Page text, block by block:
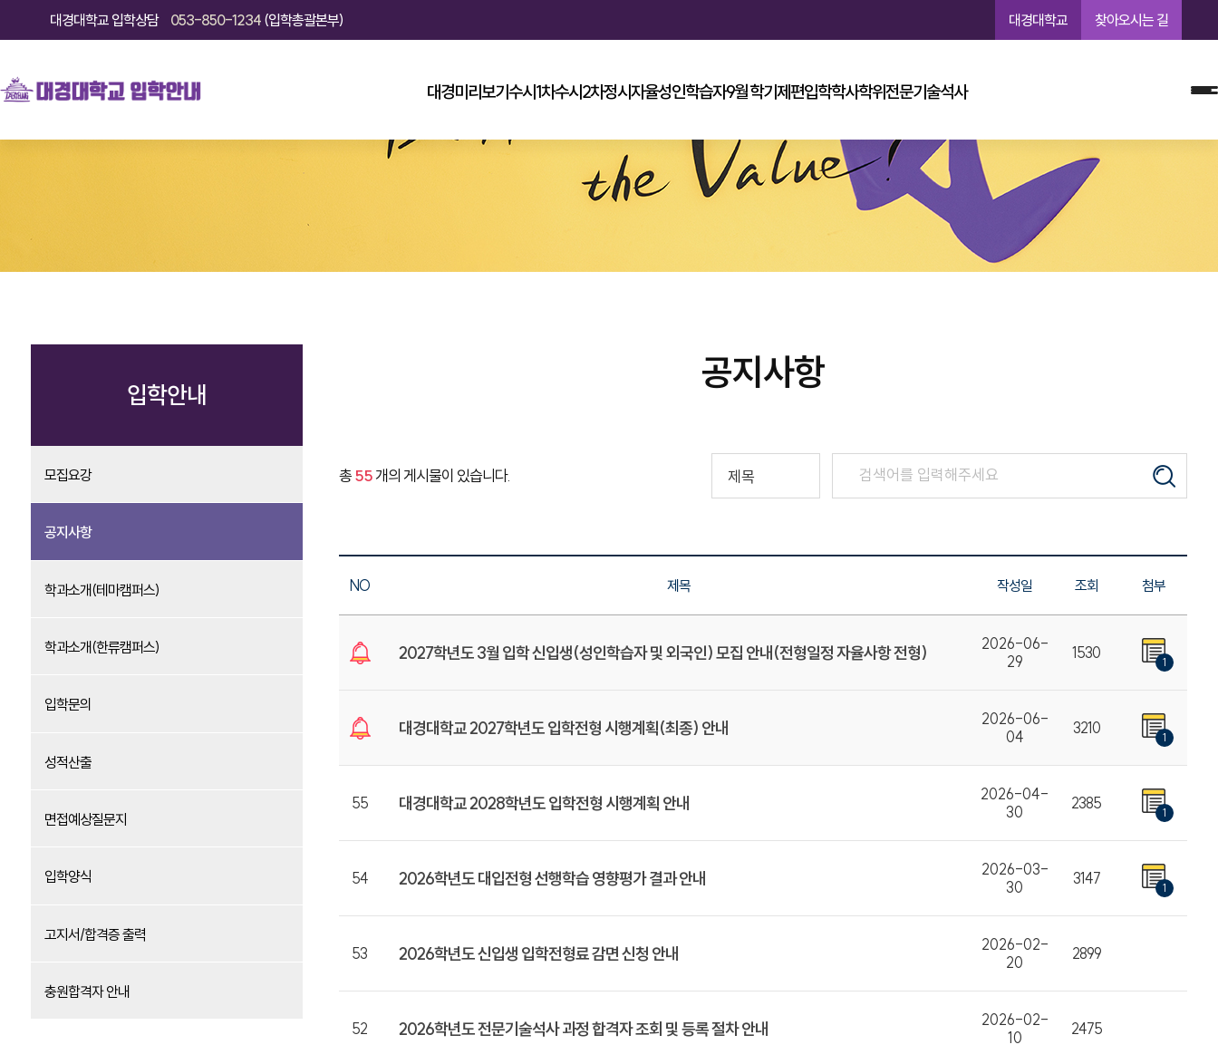
대경대학교 입학상담 053-850-1234 (입학총괄본부) 대경대학교 찾아오시는 길
대경미리보기수시1차수시2차정시자율성인학습자9월 학기제편입학학사학위전문기술석사
입학안내
모집요강
공지사항
학과소개(테마캠퍼스)
학과소개(한류캠퍼스)
입학문의
성적산출
면접예상질문지
입학양식
고지서/합격증 출력
충원합격자 안내
공지사항
총55개의 게시물이 있습니다.
NO 제목 작성일 조회 첨부
2027학년도 3월 입학 신입생(성인학습자 및 외국인) 모집 안내(전형일정 자율사항 전형)
2026-06-
29
1530
1
대경대학교 2027학년도 입학전형 시행계획(최종) 안내
2026-06-
04
3210
1
55 대경대학교 2028학년도 입학전형 시행계획 안내
2026-04-
30
2385
1
54 2026학년도 대입전형 선행학습 영향평가 결과 안내
2026-03-
30
3147
1
53 2026학년도 신입생 입학전형료 감면 신청 안내
2026-02-
20
2899
52 2026학년도 전문기술석사 과정 합격자 조회 및 등록 절차 안내
2026-02-
10
2475